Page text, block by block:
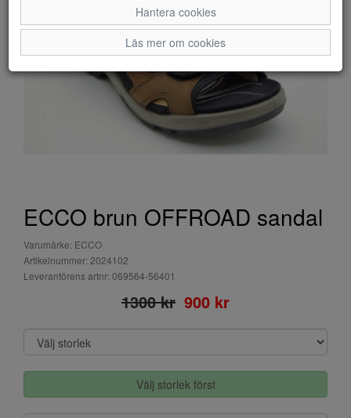
ECCO brun OFFROAD sandal
Varumärke: ECCO
Artikelnummer: 2024102
Leverantörens artnr: 069564-56401
1300 kr 900 kr
Välj storlek först
Hantera cookies
Läs mer om cookies